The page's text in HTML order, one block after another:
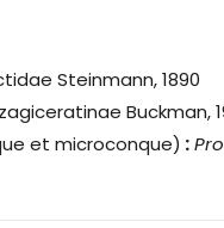
Steinmann, 1890
Buckman,
et microconque) :